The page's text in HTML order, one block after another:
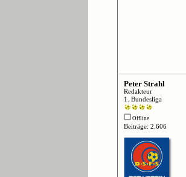
Peter Strahl
Redakteur
1. Bundesliga
Offline
Beiträge: 2.606